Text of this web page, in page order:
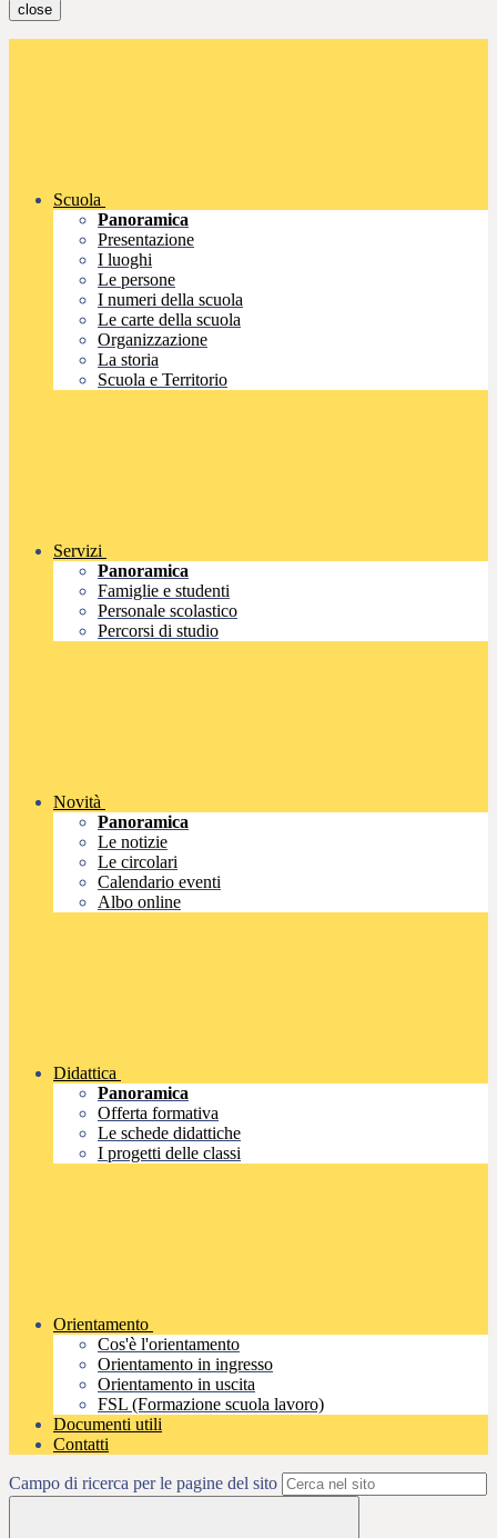
close
Scuola
Panoramica
Presentazione
I luoghi
Le persone
I numeri della scuola
Le carte della scuola
Organizzazione
La storia
Scuola e Territorio
Servizi
Panoramica
Famiglie e studenti
Personale scolastico
Percorsi di studio
Novità
Panoramica
Le notizie
Le circolari
Calendario eventi
Albo online
Didattica
Panoramica
Offerta formativa
Le schede didattiche
I progetti delle classi
Orientamento
Cos'è l'orientamento
Orientamento in ingresso
Orientamento in uscita
FSL (Formazione scuola lavoro)
Documenti utili
Contatti
Campo di ricerca per le pagine del sito